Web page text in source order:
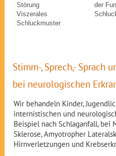
Störung
Viszerales
Schluckmuster
der
Stimm-, Sprech,- Sprach
bei neurologischen
Wir behandeln Kinder,
internistischen und
Beispiel nach Schlaganfall, bei
Sklerose, Amyotropher
Hirnverletzungen und